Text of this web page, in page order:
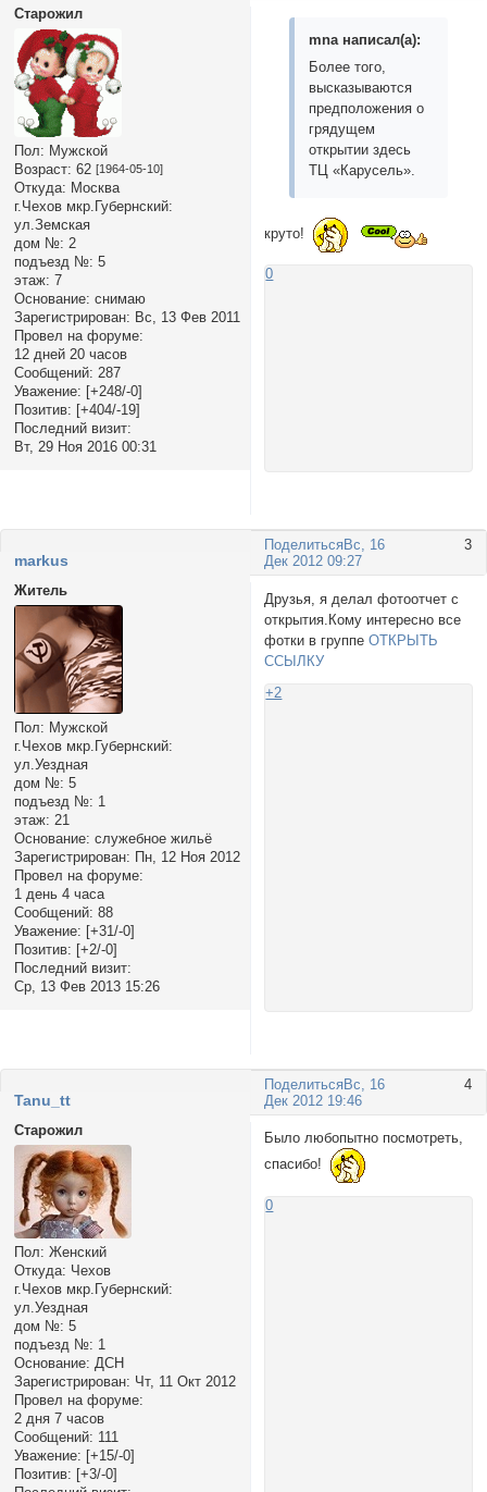
Старожил
Пол: Мужской
Возраст: 62 [1964-05-10]
Откуда: Москва
г.Чехов мкр.Губернский:
ул.Земская
дом №: 2
подъезд №: 5
этаж: 7
Основание: снимаю
Зарегистрирован: Вс, 13 Фев 2011
Провел на форуме:
12 дней 20 часов
Сообщений: 287
Уважение: [+248/-0]
Позитив: [+404/-19]
Последний визит:
Вт, 29 Ноя 2016 00:31
mnа написал(а):
Более того,
высказываются
предположения о
грядущем
открытии здесь
ТЦ «Карусель».
круто!
0
Поделиться 3
Вс, 16
Дек 2012 09:27
markus
Житель
Пол: Мужской
г.Чехов мкр.Губернский:
ул.Уездная
дом №: 5
подъезд №: 1
этаж: 21
Основание: служебное жильё
Зарегистрирован: Пн, 12 Ноя 2012
Провел на форуме:
1 день 4 часа
Сообщений: 88
Уважение: [+31/-0]
Позитив: [+2/-0]
Последний визит:
Ср, 13 Фев 2013 15:26
Друзья, я делал фотоотчет с
открытия.Кому интересно все
фотки в группеОТКРЫТЬ
ССЫЛКУ
+2
Поделиться 4
Вс, 16
Дек 2012 19:46
Tanu_tt
Старожил
Пол: Женский
Откуда: Чехов
г.Чехов мкр.Губернский:
ул.Уездная
дом №: 5
подъезд №: 1
Основание: ДСН
Зарегистрирован: Чт, 11 Окт 2012
Провел на форуме:
2 дня 7 часов
Сообщений: 111
Уважение: [+15/-0]
Позитив: [+3/-0]
Было любопытно посмотреть,
спасибо!
0